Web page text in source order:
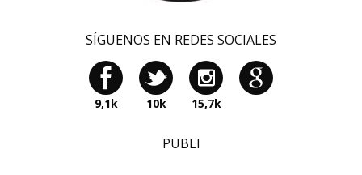
SÍGUENOS EN REDES SOCIALES
9,1k 10k 15,7k
PUBLI